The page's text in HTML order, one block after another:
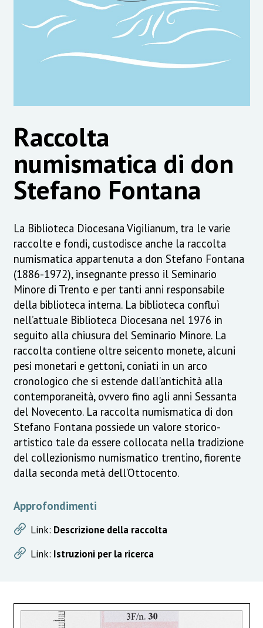
Raccolta
numismatica di don
Stefano Fontana
La Biblioteca Diocesana Vigilianum, tra le varie
raccolte e fondi, custodisce anche la raccolta
numismatica appartenuta a don Stefano Fontana
(1886-1972), insegnante presso il Seminario
Minore di Trento e per tanti anni responsabile
della biblioteca interna. La biblioteca confluì
nell’attuale Biblioteca Diocesana nel 1976 in
seguito alla chiusura del Seminario Minore. La
raccolta contiene oltre seicento monete, alcuni
pesi monetari e gettoni, coniati in un arco
cronologico che si estende dall’antichità alla
contemporaneità, ovvero fino agli anni Sessanta
del Novecento. La raccolta numismatica di don
Stefano Fontana possiede un valore storico-
artistico tale da essere collocata nella tradizione
del collezionismo numismatico trentino, fiorente
dalla seconda metà dell’Ottocento.
Approfondimenti
Link: Descrizione della raccolta
Link: Istruzioni per la ricerca